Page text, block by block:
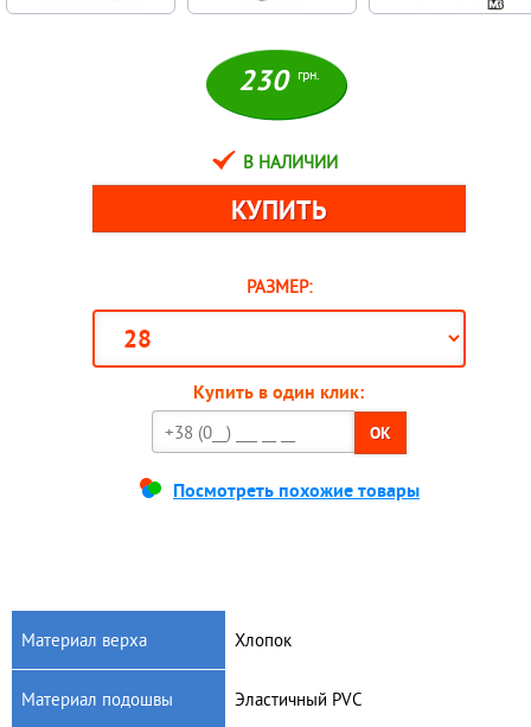
230 грн.
В НАЛИЧИИ
РАЗМЕР:
Купить в один клик:
OK
Посмотреть похожие товары
Материал верха Хлопок
Материал подошвы Эластичный PVC